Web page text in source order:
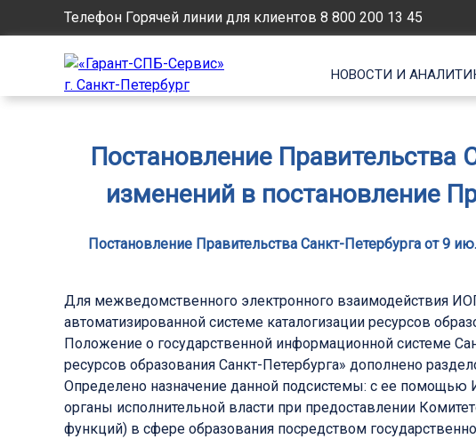
Телефон Горячей линии для клиентов 8 800 200 13 45
НОВОСТИ И
Постановление Правительства
изменений в постановление
Постановление Правительства Санкт-Петербурга от 9
Для межведомственного электронного взаимодействия
автоматизированной системе каталогизации ресурсов
Положение о государственной информационной системе
ресурсов образования Санкт-Петербурга» дополнено
Определено назначение данной подсистемы: с ее
органы исполнительной власти при предоставлении
функций) в сфере образования посредством